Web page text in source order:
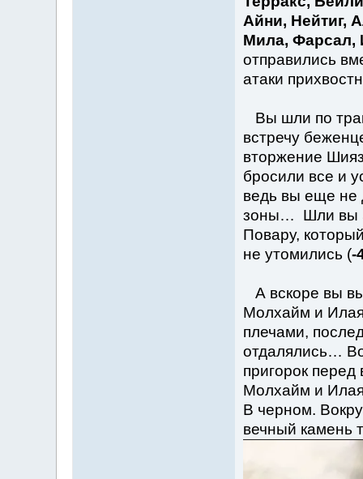
Айни, Нейтиг,
Мила, Фарсал,
отправились
атаки
Вы шли по
встречу
вторжение
бросили все и
ведь вы еще не
зоны… Шли вы 5
Повару,
не утомились (-
А вскоре вы
Молхайм и
плечами,
отдалялись…
пригорок
Молхайм и
В черном.
вечный камень